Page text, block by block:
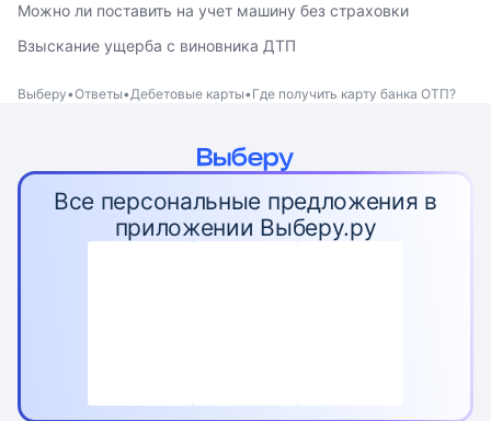
Можно ли поставить на учет машину без страховки
Взыскание ущерба с виновника ДТП
Выберу Ответы Дебетовые карты Где получить карту банка ОТП?
Все персональные предложения в
приложении Выберу.ру